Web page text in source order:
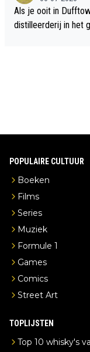
Als je ooit in
distilleerderij in het gebied
POPULAIRE CULTUUR
Boeken
Films
Series
Muziek
Formule 1
Games
Comics
Street Art
TOPLIJSTEN
Top 10 whisky's